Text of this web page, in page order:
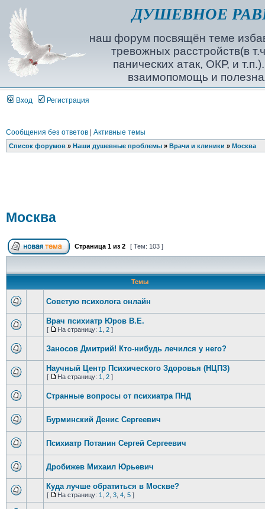
ДУШЕВНОЕ
наш форум посвящён теме
тревожных расстройств(в
панических атак, ОКР, и
взаимопомощь и
Вход Регистрация
Сообщения без ответов| Активные темы
Список форумов» Наши душевные проблемы» Врачи и клиники » Москва
Москва
Страница 1из 2 [ Тем: 103 ]
Темы
Советую психолога онлайн
Врач психиатр Юров В.Е.
[ На страницу: 1 2]
Заносов Дмитрий! Кто-нибудь лечился у него?
Научный Центр Психического Здоровья (НЦПЗ)
[ На страницу: 1 2]
Странные вопросы от психиатра ПНД
Бурминский Денис Сергеевич
Психиатр Потанин Сергей Сергеевич
Дробижев Михаил Юрьевич
Куда лучше обратиться в Москве?
[ На страницу: 1 2, 3, 4, 5]